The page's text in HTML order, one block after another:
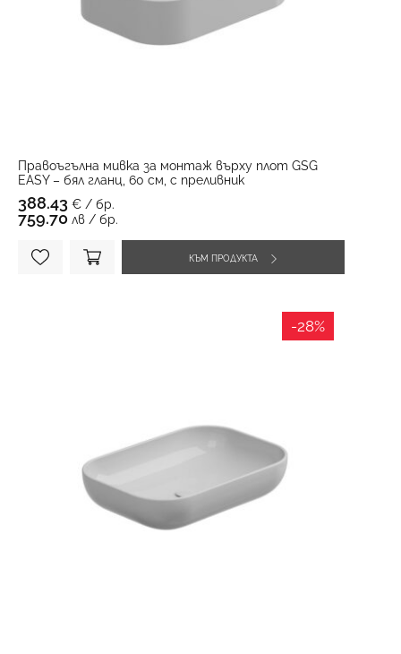
Правоъгълна мивка за монтаж върху плот GSG
EASY – бял гланц, 60 см, с преливник
388.43 € / бр.
759.70 лв / бр.
КЪМ ПРОДУКТА
-28%